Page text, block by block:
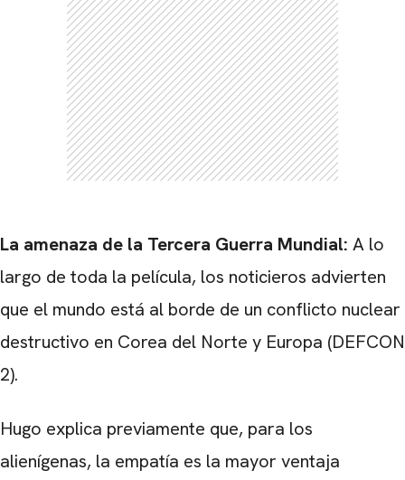
La amenaza de la Tercera Guerra Mundial: A lo
largo de toda la película, los noticieros advierten
que el mundo está al borde de un conflicto nuclear
destructivo en Corea del Norte y Europa (DEFCON
2).
Hugo explica previamente que, para los
alienígenas, la empatía es la mayor ventaja